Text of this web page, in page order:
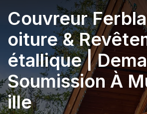
Couvreur
Oiture &
Étallique |
Soumission À
Ille